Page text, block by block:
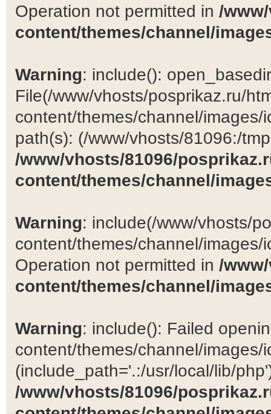
Operation not permitted in /
content/themes/channel/
Warning: include():
File(/www/vhosts/posprikaz.ru/
content/themes/channel/
path(s): (/www/vhosts/81096:/
/www/vhosts/81096/
content/themes/channel/
Warning: include(/www/vhosts/
content/themes/channel/
Operation not permitted in /
content/themes/channel/
Warning: include(): Failed
content/themes/channel/images/
(include_path='.:/usr/local/lib/
/www/vhosts/81096/